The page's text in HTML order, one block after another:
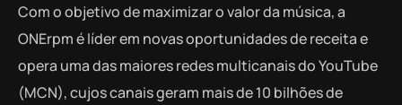
Com o objetivo de maximizar o valor da música, a
ONErpm é líder em novas oportunidades de receita e
opera uma das maiores redes multicanais do YouTube
(MCN), cujos canais geram mais de 10 bilhões de